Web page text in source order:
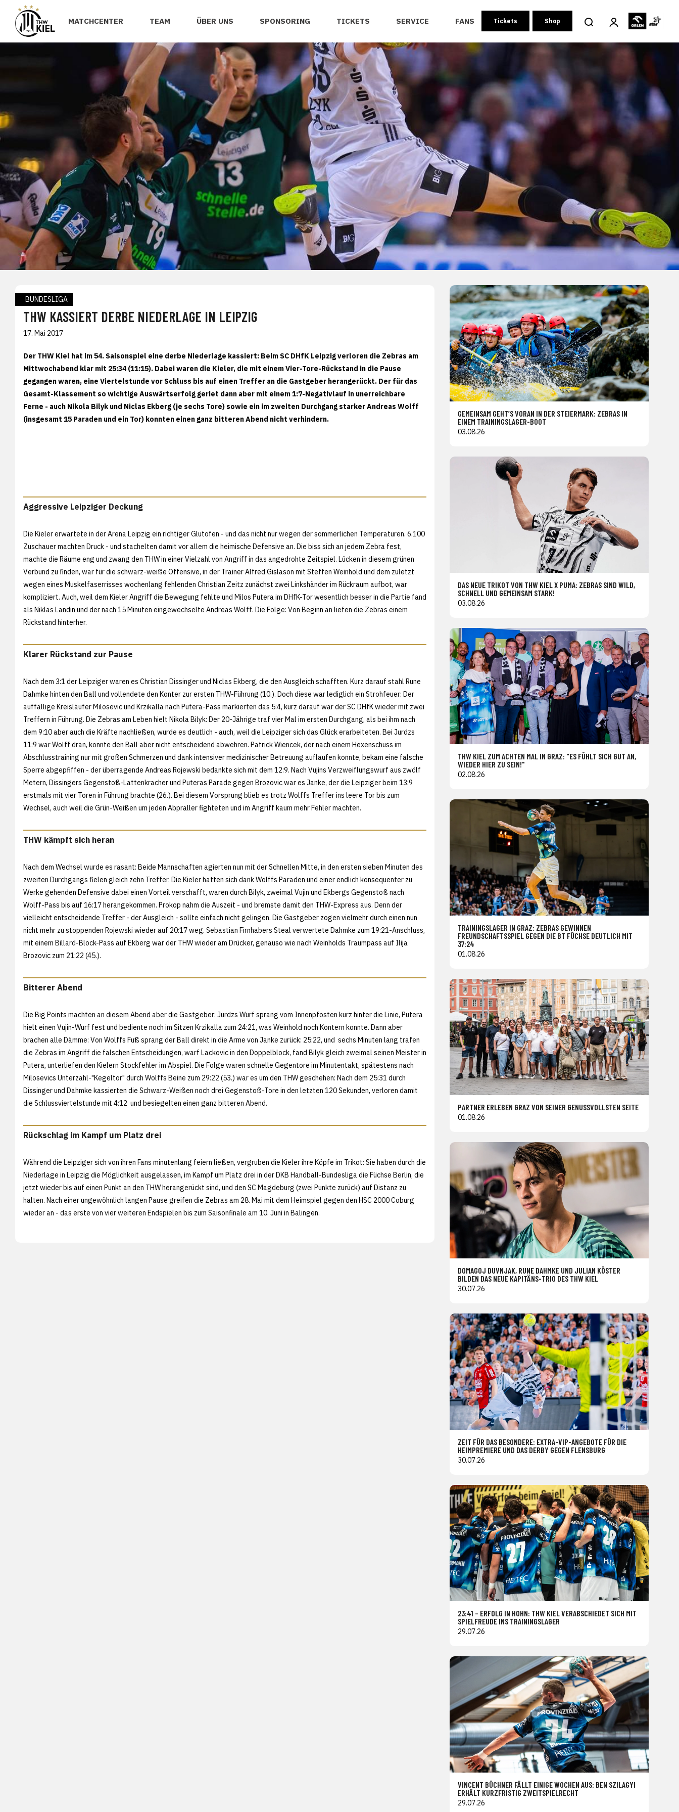
MATCHCENTER TEAM ÜBER UNS SPONSORING TICKETS SERVICE FANS Tickets Shop
BUNDESLIGA
THW KASSIERT DERBE NIEDERLAGE IN LEIPZIG
17. Mai 2017
Der THW Kiel hat im 54. Saisonspiel eine derbe Niederlage kassiert: Beim SC DHfK Leipzig verloren die Zebras am
Mittwochabend klar mit 25:34 (11:15). Dabei waren die Kieler, die mit einem Vier-Tore-Rückstand in die Pause
gegangen waren, eine Viertelstunde vor Schluss bis auf einen Treffer an die Gastgeber herangerückt. Der für das
Gesamt-Klassement so wichtige Auswärtserfolg geriet dann aber mit einem 1:7-Negativlauf in unerreichbare
Ferne - auch Nikola Bilyk und Niclas Ekberg (je sechs Tore) sowie ein im zweiten Durchgang starker Andreas Wolff
(insgesamt 15 Paraden und ein Tor) konnten einen ganz bitteren Abend nicht verhindern.
Aggressive Leipziger Deckung
Die Kieler erwartete in der Arena Leipzig ein richtiger Glutofen - und das nicht nur wegen der sommerlichen Temperaturen. 6.100
Zuschauer machten Druck - und stachelten damit vor allem die heimische Defensive an. Die biss sich an jedem Zebra fest,
machte die Räume eng und zwang den THW in einer Vielzahl von Angriff in das angedrohte Zeitspiel. Lücken in diesem grünen
Verbund zu finden, war für die schwarz-weiße Offensive, in der Trainer Alfred Gislason mit Steffen Weinhold und dem zuletzt
wegen eines Muskelfaserrisses wochenlang fehlenden Christian Zeitz zunächst zwei Linkshänder im Rückraum aufbot, war
kompliziert. Auch, weil dem Kieler Angriff die Bewegung fehlte und Milos Putera im DHfK-Tor wesentlich besser in die Partie fand
als Niklas Landin und der nach 15 Minuten eingewechselte Andreas Wolff. Die Folge: Von Beginn an liefen die Zebras einem
Rückstand hinterher.
Klarer Rückstand zur Pause
Nach dem 3:1 der Leipziger waren es Christian Dissinger und Niclas Ekberg, die den Ausgleich schafften. Kurz darauf stahl Rune
Dahmke hinten den Ball und vollendete den Konter zur ersten THW-Führung (10.). Doch diese war lediglich ein Strohfeuer: Der
auffällige Kreisläufer Milosevic und Krzikalla nach Putera-Pass markierten das 5:4, kurz darauf war der SC DHfK wieder mit zwei
Treffern in Führung. Die Zebras am Leben hielt Nikola Bilyk: Der 20-Jährige traf vier Mal im ersten Durchgang, als bei ihm nach
dem 9:10 aber auch die Kräfte nachließen, wurde es deutlich - auch, weil die Leipziger sich das Glück erarbeiteten. Bei Jurdzs
11:9 war Wolff dran, konnte den Ball aber nicht entscheidend abwehren. Patrick Wiencek, der nach einem Hexenschuss im
Abschlusstraining nur mit großen Schmerzen und dank intensiver medizinischer Betreuung auflaufen konnte, bekam eine falsche
Sperre abgepfiffen - der überragende Andreas Rojewski bedankte sich mit dem 12:9. Nach Vujins Verzweiflungswurf aus zwölf
Metern, Dissingers Gegenstoß-Lattenkracher und Puteras Parade gegen Brozovic war es Janke, der die Leipziger beim 13:9
erstmals mit vier Toren in Führung brachte (26.). Bei diesem Vorsprung blieb es trotz Wolffs Treffer ins leere Tor bis zum
Wechsel, auch weil die Grün-Weißen um jeden Abpraller fighteten und im Angriff kaum mehr Fehler machten.
THW kämpft sich heran
Nach dem Wechsel wurde es rasant: Beide Mannschaften agierten nun mit der Schnellen Mitte, in den ersten sieben Minuten des
zweiten Durchgangs fielen gleich zehn Treffer. Die Kieler hatten sich dank Wolffs Paraden und einer endlich konsequenter zu
Werke gehenden Defensive dabei einen Vorteil verschafft, waren durch Bilyk, zweimal Vujin und Ekbergs Gegenstoß nach
Wolff-Pass bis auf 16:17 herangekommen. Prokop nahm die Auszeit - und bremste damit den THW-Express aus. Denn der
vielleicht entscheidende Treffer - der Ausgleich - sollte einfach nicht gelingen. Die Gastgeber zogen vielmehr durch einen nun
nicht mehr zu stoppenden Rojewski wieder auf 20:17 weg. Sebastian Firnhabers Steal verwertete Dahmke zum 19:21-Anschluss,
mit einem Billard-Block-Pass auf Ekberg war der THW wieder am Drücker, genauso wie nach Weinholds Traumpass auf Ilija
Brozovic zum 21:22 (45.).
Bitterer Abend
Die Big Points machten an diesem Abend aber die Gastgeber: Jurdzs Wurf sprang vom Innenpfosten kurz hinter die Linie, Putera
hielt einen Vujin-Wurf fest und bediente noch im Sitzen Krzikalla zum 24:21, was Weinhold noch Kontern konnte. Dann aber
brachen alle Dämme: Von Wolffs Fuß sprang der Ball direkt in die Arme von Janke zurück: 25:22, und sechs Minuten lang trafen
die Zebras im Angriff die falschen Entscheidungen, warf Lackovic in den Doppelblock, fand Bilyk gleich zweimal seinen Meister in
Putera, unterliefen den Kielern Stockfehler im Abspiel. Die Folge waren schnelle Gegentore im Minutentakt, spätestens nach
Milosevics Unterzahl-"Kegeltor" durch Wolffs Beine zum 29:22 (53.) war es um den THW geschehen: Nach dem 25:31 durch
Dissinger und Dahmke kassierten die Schwarz-Weißen noch drei Gegenstoß-Tore in den letzten 120 Sekunden, verloren damit
die Schlussviertelstunde mit 4:12 und besiegelten einen ganz bitteren Abend.
Rückschlag im Kampf um Platz drei
Während die Leipziger sich von ihren Fans minutenlang feiern ließen, vergruben die Kieler ihre Köpfe im Trikot: Sie haben durch die
Niederlage in Leipzig die Möglichkeit ausgelassen, im Kampf um Platz drei in der DKB Handball-Bundesliga die Füchse Berlin, die
jetzt wieder bis auf einen Punkt an den THW herangerückt sind, und den SC Magdeburg (zwei Punkte zurück) auf Distanz zu
halten. Nach einer ungewöhnlich langen Pause greifen die Zebras am 28. Mai mit dem Heimspiel gegen den HSC 2000 Coburg
wieder an - das erste von vier weiteren Endspielen bis zum Saisonfinale am 10. Juni in Balingen.
GEMEINSAM GEHT’S VORAN IN DER STEIERMARK: ZEBRAS IN
EINEM TRAININGSLAGER-BOOT
03.08.26
DAS NEUE TRIKOT VON THW KIEL X PUMA: ZEBRAS SIND WILD,
SCHNELL UND GEMEINSAM STARK!
03.08.26
THW KIEL ZUM ACHTEN MAL IN GRAZ: "ES FÜHLT SICH GUT AN,
WIEDER HIER ZU SEIN!"
02.08.26
TRAININGSLAGER IN GRAZ: ZEBRAS GEWINNEN
FREUNDSCHAFTSSPIEL GEGEN DIE BT FÜCHSE DEUTLICH MIT
37:24
01.08.26
PARTNER ERLEBEN GRAZ VON SEINER GENUSSVOLLSTEN SEITE
01.08.26
DOMAGOJ DUVNJAK, RUNE DAHMKE UND JULIAN KÖSTER
BILDEN DAS NEUE KAPITÄNS-TRIO DES THW KIEL
30.07.26
ZEIT FÜR DAS BESONDERE: EXTRA-VIP-ANGEBOTE FÜR DIE
HEIMPREMIERE UND DAS DERBY GEGEN FLENSBURG
30.07.26
23:41 – ERFOLG IN HOHN: THW KIEL VERABSCHIEDET SICH MIT
SPIELFREUDE INS TRAININGSLAGER
29.07.26
VINCENT BÜCHNER FÄLLT EINIGE WOCHEN AUS: BEN SZILAGYI
ERHÄLT KURZFRISTIG ZWEITSPIELRECHT
29.07.26